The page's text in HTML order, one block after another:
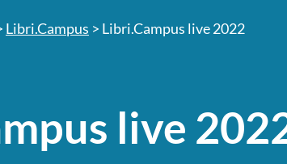
Libri.Campus > Libri.Campus live 2022
live